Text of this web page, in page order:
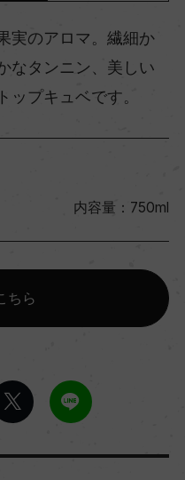
実のアロマ。繊細か
なタンニン、美しい
ップキュベです。
内容量：750ml
ちら